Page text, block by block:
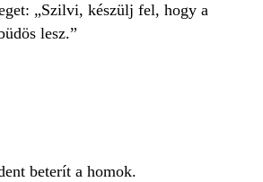
„Szilvi, készülj fel, hogy a
lesz.”
beterít a homok.